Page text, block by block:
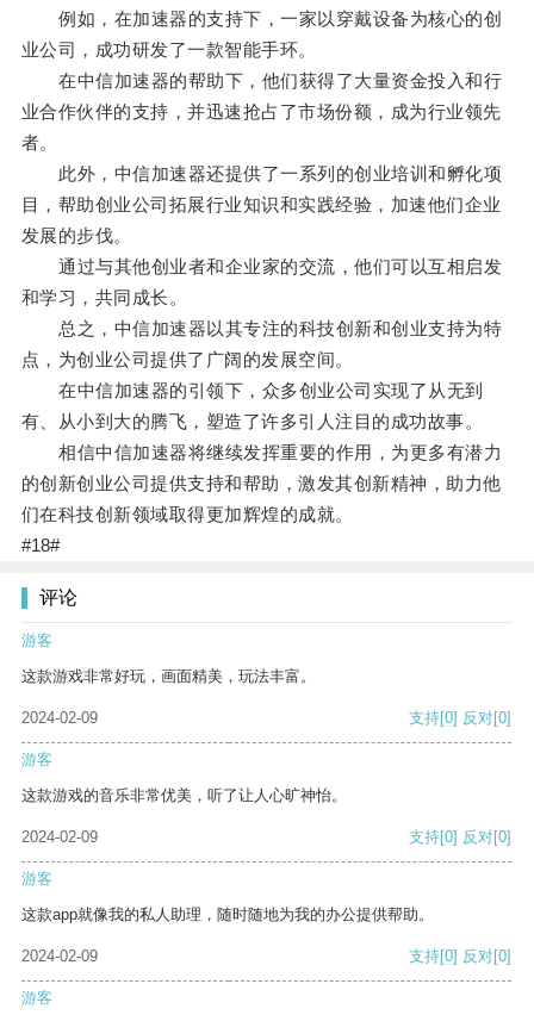
例如，在加速器的支持下，一家以穿戴设备为核心的创
业公司，成功研发了一款智能手环。
在中信加速器的帮助下，他们获得了大量资金投入和行
业合作伙伴的支持，并迅速抢占了市场份额，成为行业领先
者。
此外，中信加速器还提供了一系列的创业培训和孵化项
目，帮助创业公司拓展行业知识和实践经验，加速他们企业
发展的步伐。
通过与其他创业者和企业家的交流，他们可以互相启发
和学习，共同成长。
总之，中信加速器以其专注的科技创新和创业支持为特
点，为创业公司提供了广阔的发展空间。
在中信加速器的引领下，众多创业公司实现了从无到
有、从小到大的腾飞，塑造了许多引人注目的成功故事。
相信中信加速器将继续发挥重要的作用，为更多有潜力
的创新创业公司提供支持和帮助，激发其创新精神，助力他
们在科技创新领域取得更加辉煌的成就。
#18#
评论
游客
这款游戏非常好玩，画面精美，玩法丰富。
2024-02-09 支持[0] 反对[0]
游客
这款游戏的音乐非常优美，听了让人心旷神怡。
2024-02-09 支持[0] 反对[0]
游客
这款app就像我的私人助理，随时随地为我的办公提供帮助。
2024-02-09 支持[0] 反对[0]
游客